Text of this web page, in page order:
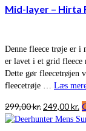
Mid-layer – Hirta
Denne fleece trøje er i
er lavet i et grid fleece
Dette gør fleecetrøjen
fleecetrøje … Læs
299,00kr. Den
oprindelige
249,00kr.